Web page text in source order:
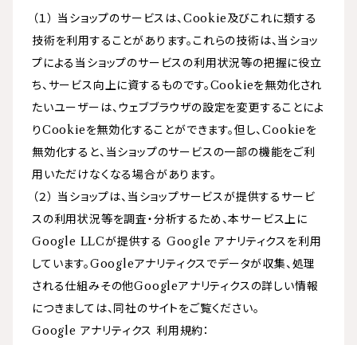
（１） 当ショップのサービスは、Cookie及びこれに類する
技術を利用することがあります。これらの技術は、当ショッ
プによる当ショップのサービスの利用状況等の把握に役立
ち、サービス向上に資するものです。Cookieを無効化され
たいユーザーは、ウェブブラウザの設定を変更することによ
りCookieを無効化することができます。但し、Cookieを
無効化すると、当ショップのサービスの一部の機能をご利
用いただけなくなる場合があります。
（２） 当ショップは、当ショップサービスが提供するサービ
スの利用状況等を調査・分析するため、本サービス上に
Google LLCが提供する Google アナリティクスを利用
しています。Googleアナリティクスでデータが収集、処理
される仕組みその他Googleアナリティクスの詳しい情報
につきましては、同社のサイトをご覧ください。
Google アナリティクス 利用規約：